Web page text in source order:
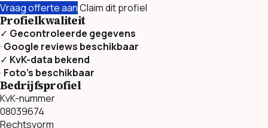
Vraag offerte aanClaim dit profiel
Profielkwaliteit
✓ Gecontroleerde gegevens
· Google reviews beschikbaar
✓ KvK-data bekend
· Foto’s beschikbaar
Bedrijfsprofiel
KvK-nummer
08039674
Rechtsvorm